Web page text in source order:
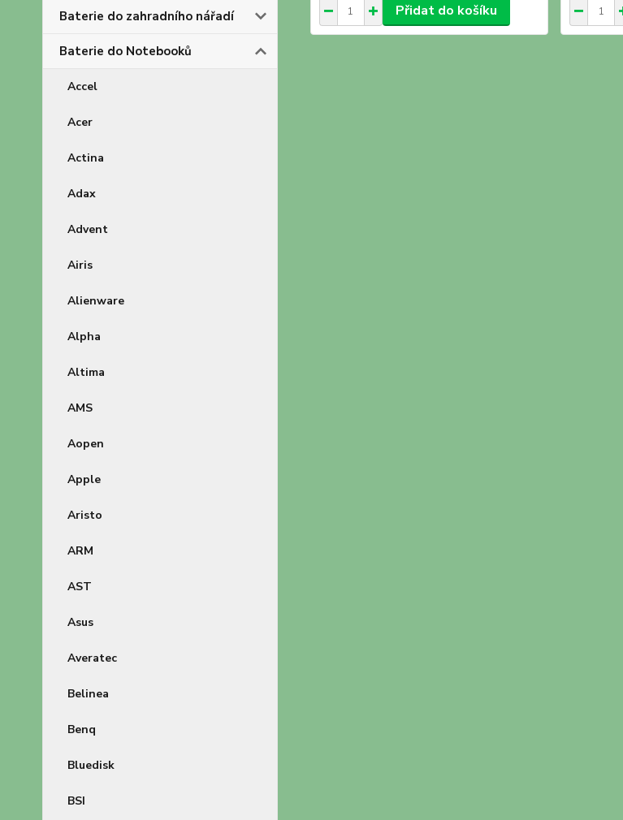
Baterie do zahradního nářadí
Baterie do Notebooků
Accel
Acer
Actina
Adax
Advent
Airis
Alienware
Alpha
Altima
AMS
Aopen
Apple
Aristo
ARM
AST
Asus
Averatec
Belinea
Benq
Bluedisk
BSI
Přidat do košíku